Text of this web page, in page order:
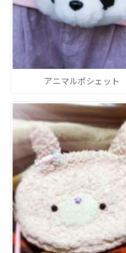
アニマルポシェット